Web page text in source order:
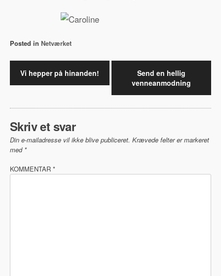
Posted in Netværket
Indlægsnavigation
Vi hepper på hinanden!
Send en hellig
venneanmodning
Skriv et svar
Din e-mailadresse vil ikke blive publiceret. Krævede felter er markeret
med *
KOMMENTAR *